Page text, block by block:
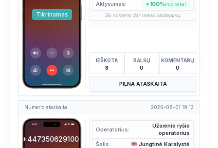
Tikrinamas
Aktyvumas:
+100%nuo vakar
Šis numeris dar neturi atsiliepimų.
IEŠKOTA
8
BALSŲ
0
KOMENTARŲ
0
PILNA ATASKAITA
Numerio ataskaita 2026-08-01 19:13
+447350629100
Operatorius:
Užsienio ryšio
operatorius
Šalis:
Jungtinė Karalystė